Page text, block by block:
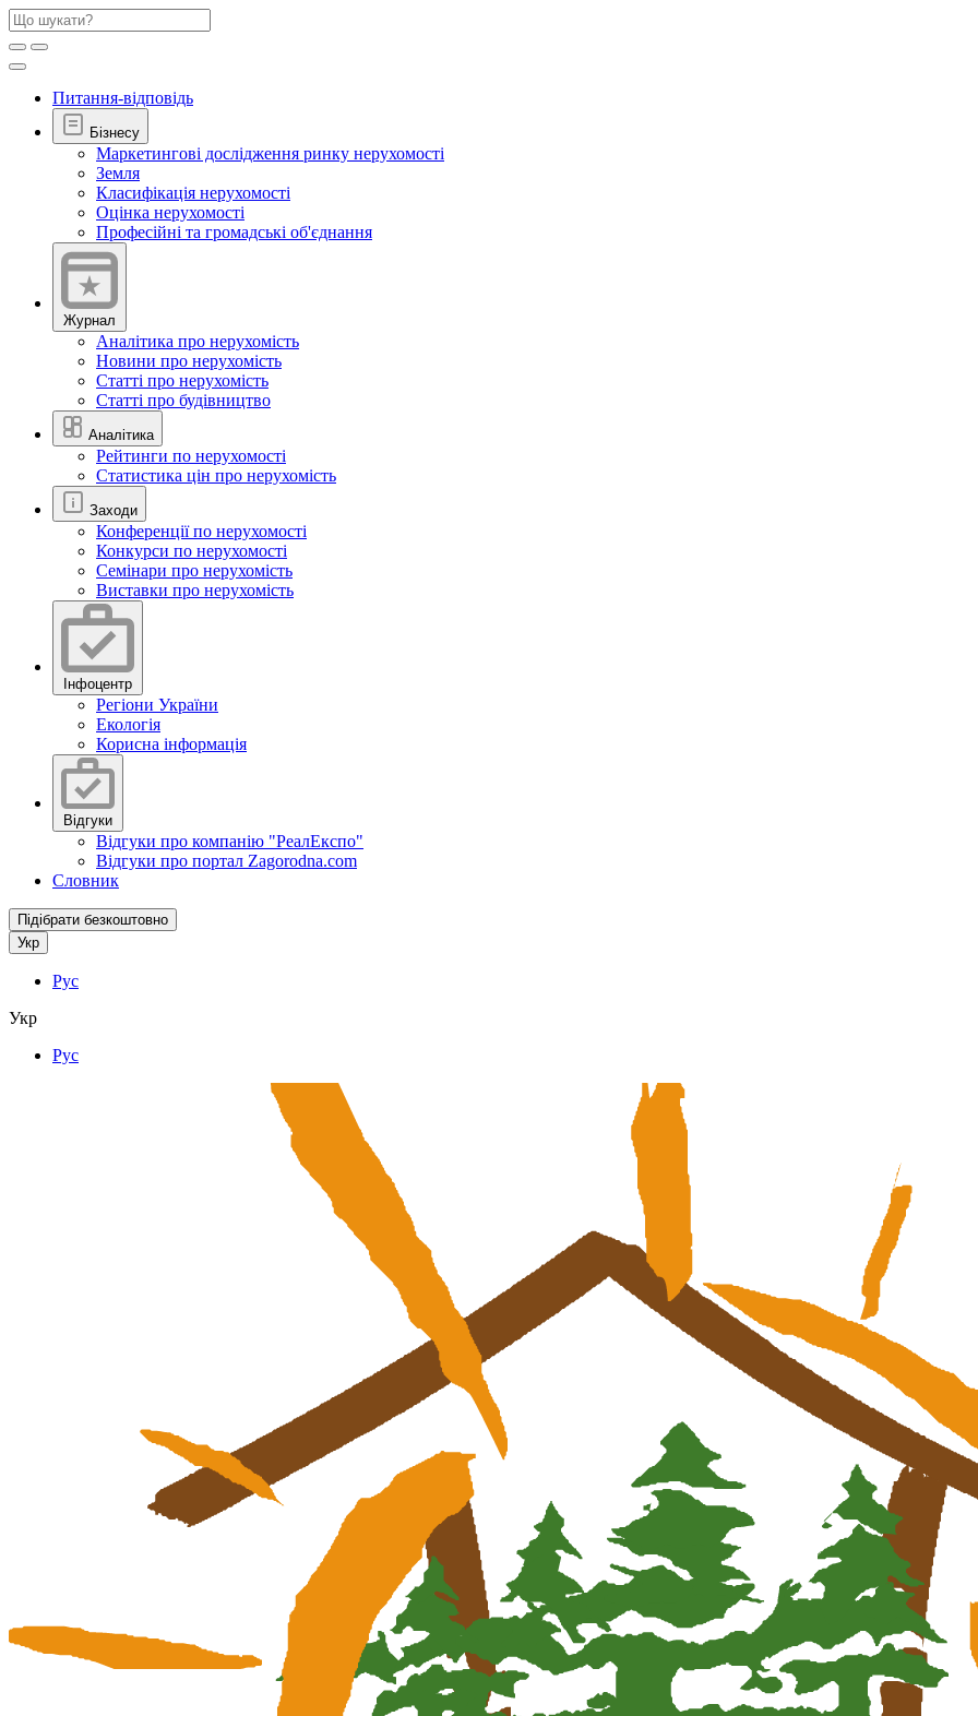
Питання-відповідь
Бізнесу
Маркетингові дослідження ринку нерухомості
Земля
Класифікація нерухомості
Оцінка нерухомості
Професійні та громадські об'єднання
Журнал
Аналітика про нерухомість
Новини про нерухомість
Статті про нерухомість
Статті про будівництво
Аналітика
Рейтинги по нерухомості
Статистика цін про нерухомість
Заходи
Конференції по нерухомості
Конкурси по нерухомості
Семінари про нерухомість
Виставки про нерухомість
Інфоцентр
Регіони України
Екологія
Корисна інформація
Відгуки
Відгуки про компанію "РеалЕкспо"
Відгуки про портал Zagorodna.com
Словник
Підібрати безкоштовно
Укр
Рус
Укр
Рус